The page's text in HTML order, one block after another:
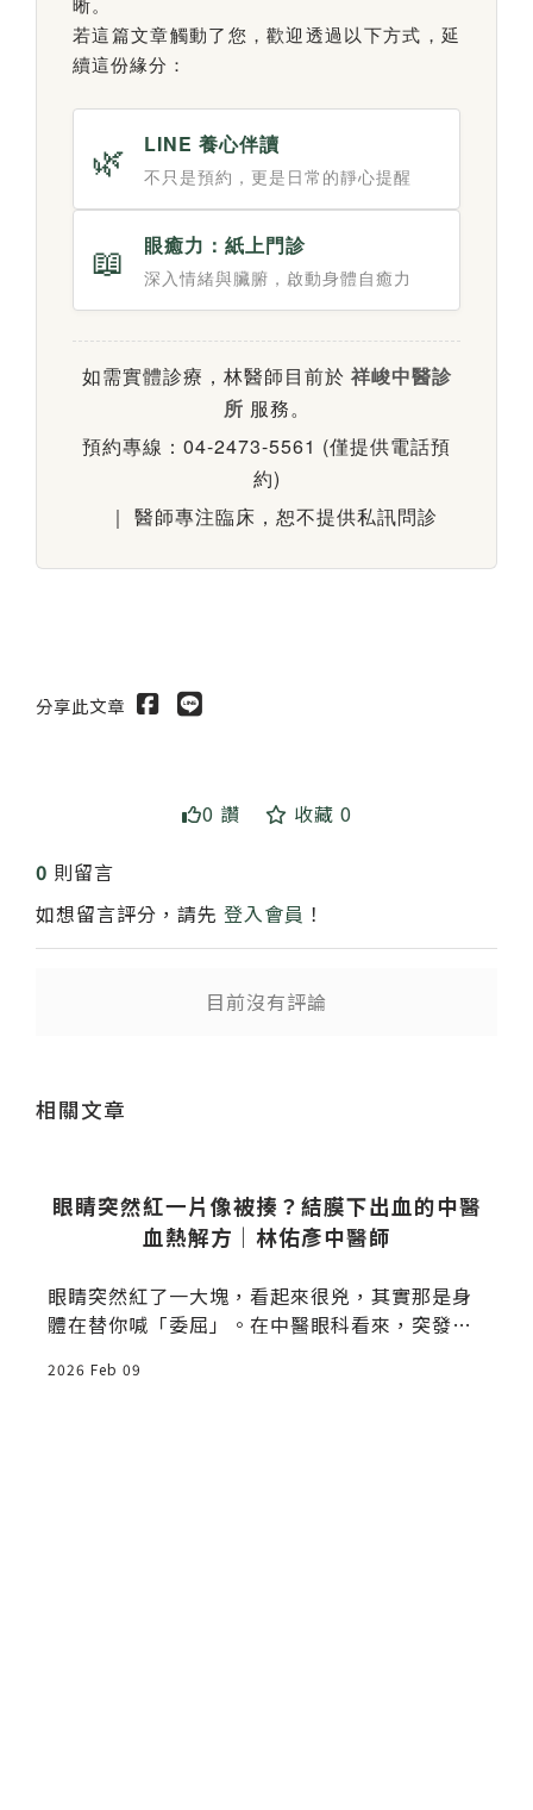
若這篇文章觸動了您，歡迎透過以下方式，延
續這份緣分：
🌿 LINE 養心伴讀
不只是預約，更是日常的靜心提醒
📖 眼癒力：紙上門診
深入情緒與臟腑，啟動身體自癒力
如需實體診療，林醫師目前於 祥峻中醫診
所 服務。
預約專線：04-2473-5561 (僅提供電話預
約)
｜ 醫師專注臨床，恕不提供私訊問診
分享此文章
0 讚 收藏 0
0 則留言
如想留言評分，請先 登入會員 ！
目前沒有評論
相關文章
眼睛突然紅一片像被揍？結膜下出血的中醫
血熱解方｜林佑彥中醫師
眼睛突然紅了一大塊，看起來很兇，其實那是身
體在替你喊「委屈」。在中醫眼科看來，突發性
嘴巴閉上了，身體只好幫你「發火」。這一篇，
2026 Feb 09